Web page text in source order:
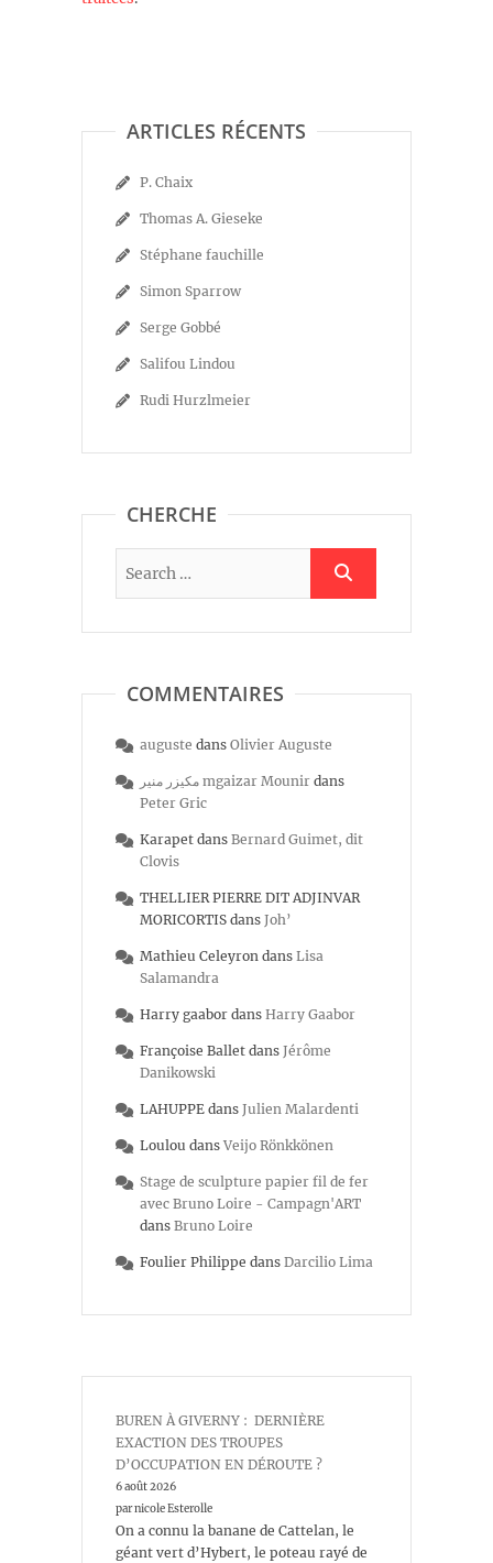
ARTICLES RÉCENTS
P. Chaix
Thomas A. Gieseke
Stéphane fauchille
Simon Sparrow
Serge Gobbé
Salifou Lindou
Rudi Hurzlmeier
CHERCHE
COMMENTAIRES
auguste dans Olivier Auguste
مكيزر منير mgaizar Mounir dans
Peter Gric
Karapet dans Bernard Guimet, dit
Clovis
THELLIER PIERRE DIT ADJINVAR
MORICORTIS dans Joh’
Mathieu Celeyron dans Lisa
Salamandra
Harry gaabor dans Harry Gaabor
Françoise Ballet dans Jérôme
Danikowski
LAHUPPE dans Julien Malardenti
Loulou dans Veijo Rönkkönen
Stage de sculpture papier fil de fer
avec Bruno Loire - Campagn'ART
dans Bruno Loire
Foulier Philippe dans Darcilio Lima
BUREN À GIVERNY : DERNIÈRE
EXACTION DES TROUPES
D’OCCUPATION EN DÉROUTE ?
6 août 2026
par nicole Esterolle
On a connu la banane de Cattelan, le
géant vert d’Hybert, le poteau rayé de